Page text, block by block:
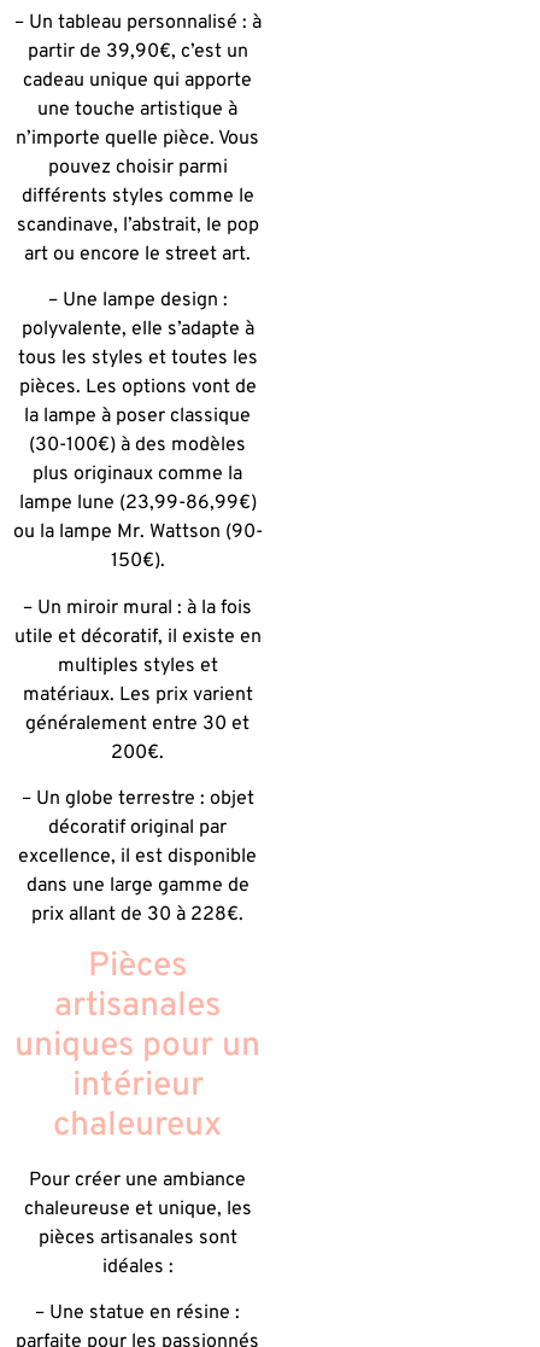
– Un tableau personnalisé : à
partir de 39,90€, c’est un
cadeau unique qui apporte
une touche artistique à
n’importe quelle pièce. Vous
pouvez choisir parmi
différents styles comme le
scandinave, l’abstrait, le pop
art ou encore le street art.
– Une lampe design :
polyvalente, elle s’adapte à
tous les styles et toutes les
pièces. Les options vont de
la lampe à poser classique
(30-100€) à des modèles
plus originaux comme la
lampe lune (23,99-86,99€)
ou la lampe Mr. Wattson (90-
150€).
– Un miroir mural : à la fois
utile et décoratif, il existe en
multiples styles et
matériaux. Les prix varient
généralement entre 30 et
200€.
– Un globe terrestre : objet
décoratif original par
excellence, il est disponible
dans une large gamme de
prix allant de 30 à 228€.
Pièces
artisanales
uniques pour un
intérieur
chaleureux
Pour créer une ambiance
chaleureuse et unique, les
pièces artisanales sont
idéales :
– Une statue en résine :
parfaite pour les passionnés